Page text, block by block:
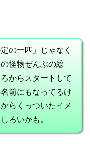
の一匹」じゃなく
怪物ぜんぶの総
からスタートして
前にもなってるけ
らくっついたイメ
ろいかも。